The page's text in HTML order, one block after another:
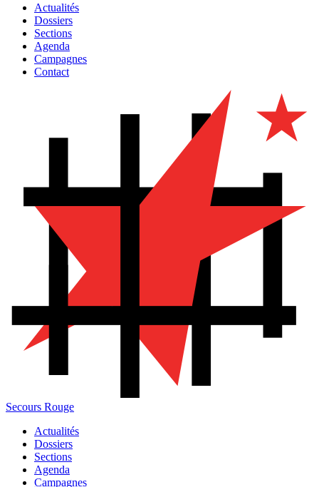
Actualités
Dossiers
Sections
Agenda
Campagnes
Contact
Secours Rouge
Actualités
Dossiers
Sections
Agenda
Campagnes